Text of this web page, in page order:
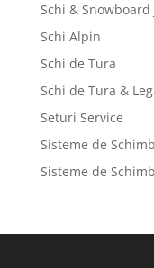
Schi & Snowboard
Schi Alpin
Schi de Tura
Schi de Tura &
Seturi Service
Sisteme de
Sisteme de